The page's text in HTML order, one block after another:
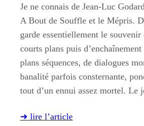
Je ne connais de Jean-Luc
A Bout de Souffle et le Mépris.
garde essentiellement le souvenir
courts plans puis
plans séquences, de dialogues
banalité parfois consternante,
tout d’un ennui assez mortel. Le
➜ lire l’article